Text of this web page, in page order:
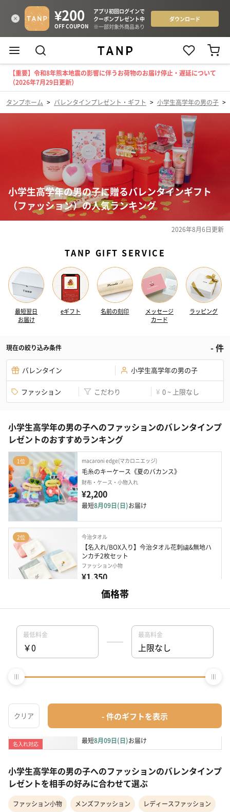
【重要】令和8年熊本地震の影響に伴うお荷物のお届け停止・遅延について
（2026年7月29日更新）
タンプホーム > バレンタインプレゼント・ギフト > 小学生高学年の男の子 >
小学生高学年の男の子に贈るバレンタインギフト
（ファッション）の人気ランキング
2026年8月6日更新
TANP GIFT SERVICE
最短翌日
お届け
eギフト 名前の刻印
メッセージ
カード
ラッピング
現在の絞り込み条件 -件
バレンタイン 小学生高学年の男の子
ファッション こだわり ¥ 0 ~ 上限なし
小学生高学年の男の子へのファッションのバレンタインプ
レゼントのおすすめランキング
1位 macaroni edge(マカロニエッジ)
毛糸のキーケース《夏のバカンス》
財布・ケース・小物入れ
¥2,200
最短8月09日(日)お届け
2位 今治タオル
【名入れ/BOX入り】今治タオル花刺繍&無地ハ
ンカチ2枚セット
ファッション小物
¥1,350
8月09日(日)お届け
【名入れ】今治タオル花刺繍&無地ハンカチ・蓋
ファッション小物
¥3,550
名入れ対応
ファッション小物
¥6,223
最短8月09日(日)お届け
小学生高学年の男の子へのファッションのバレンタインプ
レゼントを相手の好みに合わせて選ぶ
ファッション小物 メンズファッション レディースファッション